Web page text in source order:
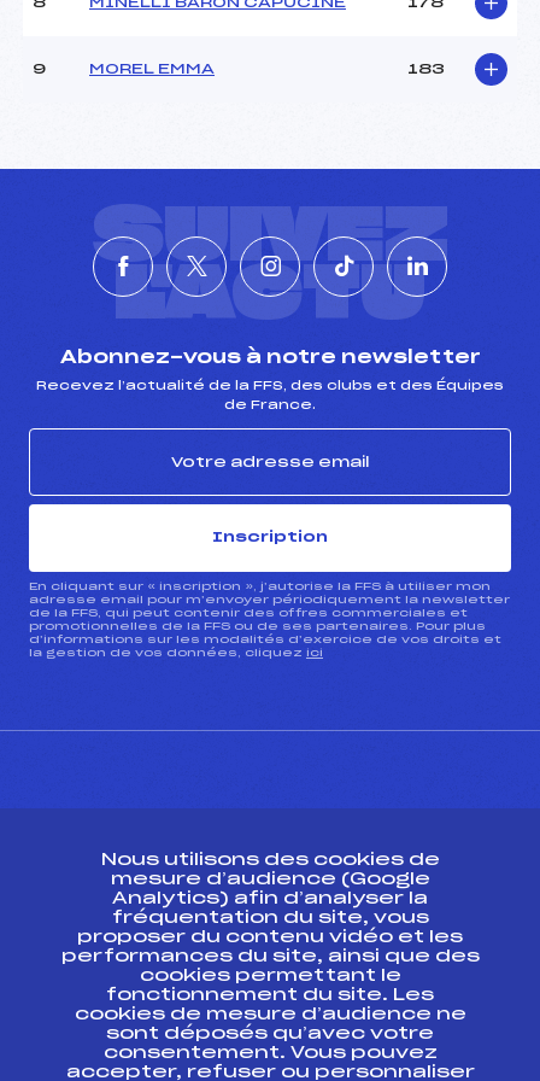
8 MINELLI BARON CAPUCINE 178
9 MOREL EMMA 183
SUIVEZ
L'ACTU
Abonnez-vous à notre newsletter
Recevez l’actualité de la FFS, des clubs et des Équipes
de France.
Inscription
En cliquant sur « inscription », j’autorise la FFS à utiliser mon
adresse email pour m’envoyer périodiquement la newsletter
de la FFS, qui peut contenir des offres commerciales et
promotionnelles de la FFS ou de ses partenaires. Pour plus
d’informations sur les modalités d’exercice de vos droits et
la gestion de vos données, cliquez ici
Ressources
Pass’Neige
Projet sportif fédéral
Projet de performance fédéral
Antidopage
Pôle Développement, Formation, Suivi
Nous utilisons des cookies de
mesure d’audience (Google
Analytics) afin d’analyser la
fréquentation du site, vous
proposer du contenu vidéo et les
performances du site, ainsi que des
cookies permettant le
fonctionnement du site. Les
cookies de mesure d’audience ne
sont déposés qu’avec votre
consentement. Vous pouvez
accepter, refuser ou personnaliser